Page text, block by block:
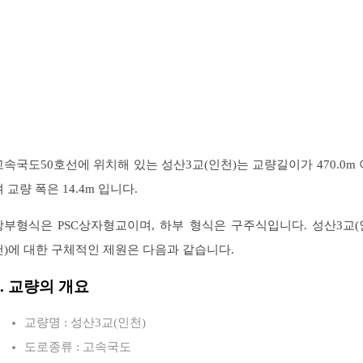
속국도50호선에 위치해 있는 성산3교(인천)는 교량길이가 470.0m
교량 폭은 14.4m 입니다.
부형식은 PSC상자형교이며, 하부 형식은 구주식입니다. 성산3교(
)에 대한 구체적인 제원은 다음과 같습니다.
교량의 개요
교량명 : 성산3교(인천)
도로종류 : 고속국도